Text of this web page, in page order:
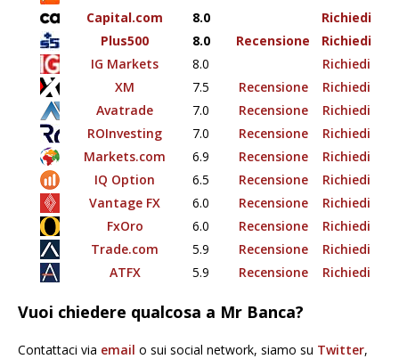
Capital.com
8.0
Richiedi
Plus500
8.0 Recensione
Richiedi
IG Markets
8.0
Richiedi
XM
7.5 Recensione
Richiedi
Avatrade
7.0 Recensione
Richiedi
ROInvesting
7.0 Recensione
Richiedi
Markets.com
6.9 Recensione
Richiedi
IQ Option
6.5 Recensione
Richiedi
Vantage FX
6.0 Recensione
Richiedi
FxOro
6.0 Recensione
Richiedi
Trade.com
5.9 Recensione
Richiedi
ATFX
5.9 Recensione Richiedi
Vuoi chiedere qualcosa a Mr Banca?
Contattaci via email o sui social network, siamo su Twitter,